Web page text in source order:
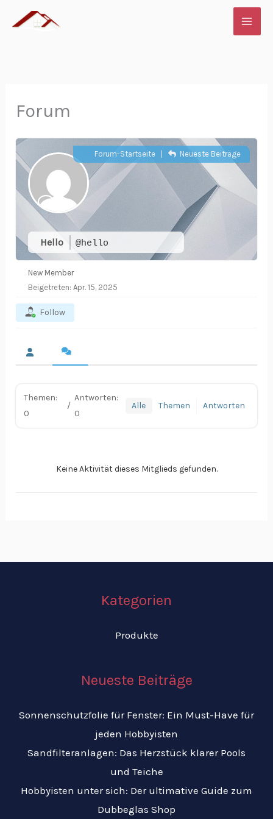
Inhalt
Forum
Hello @hello
Forum-Startseite| Neueste Beiträge
New Member
Beigetreten: Apr. 15, 2025
Follow
Themen:
0
/
Antworten:
0
Alle Themen Antworten
Keine Aktivität dieses Mitglieds gefunden.
Kategorien
Produkte
Neueste Beiträge
Sonnenschutzfolie für Fenster: Ein Must-Have für
jeden Hobbyisten
Sandfilteranlagen: Das Herzstück klarer Pools
und Teiche
Hobbyisten unter sich: Der ultimative Guide zum
Dubbeglas Shop